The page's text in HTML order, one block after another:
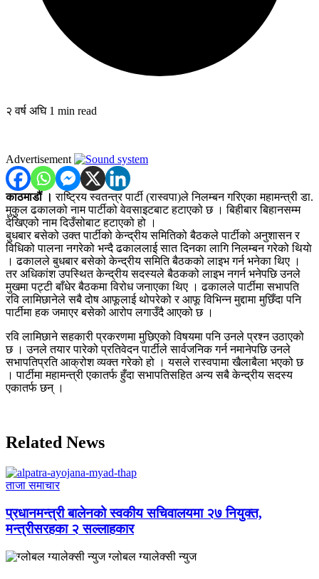
२ वर्ष अघि 1 min read
Advertisement
काठमाडौं । राष्ट्रिय स्वतन्त्र पार्टी (रास्वपा)ले निलम्बन गरिएका महामन्त्री डा.
मुकुल ढकालको नाम पार्टीको वेवसाइटबाट हटाएको छ । बिहीबार बिहानसम्म
देखिएको नाम दिउँसोबाट हटाएको हो ।
बुधबार बसेको उक्त पार्टीको केन्द्रीय समितिको बैठकले पार्टीको अनुशासन र
विधिको पालना नगरेको भन्दै ढकाललाई सात दिनका लागि निलम्बन गरेको थियाे
। ढकालले बुधबार बसेको केन्द्रीय समिति बैठकको लाइभ गर्न भनेका थिए ।
तर अधिकांश उपस्थित केन्द्रीय सदस्यले बैठकको लाइभ नगर्न भनेपछि उनले
मुखमा पट्टी बाँधेर बैठकमा विरोध जनाएका थिए । ढकालले पार्टीमा सभापति
रवि लामिछानेले सबै दोष आफूलाई थोपरेको र आफू विभिन्न मुद्दामा मुछिँदा पनि
पार्टीमा हक जमाएर बसेको आरोप लगाउँदै आएको छ ।
रवि लामिछाने सहकारी प्रकरणमा मुछिएको विषयमा पनि उनले प्रश्न उठाएको
छ । उनले तयार पारेको प्रतिवेदन पार्टीले सार्वजनिक गर्न नमानेपछि उनले
सभापतिप्रति आक्रोश व्यक्त गरेको हो । यसले रास्वपामा खैलाबैला भएको छ
। पार्टीमा महामन्त्री एकातर्फ हुँदा सभापतिसहित अन्य सबै केन्द्रीय सदस्य
एकातर्फ छन् ।
Related News
ताजा समाचार
प्रधानमन्त्री बालेनको स्वकीय सचिवालयमा २७ नियुक्त,
मन्त्रीसरहका २ सल्लाहकार
ग्लोबल ग्यालेक्सी न्युज